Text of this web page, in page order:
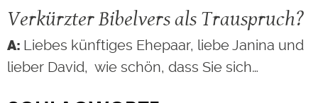
Verkürzter Bibelvers als Trauspruch?
Liebes künftiges Ehepaar, liebe Janina und
lieber David, wie schön, dass Sie sich…